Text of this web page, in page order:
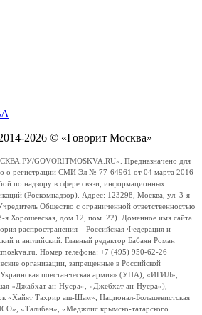
2026 © «Говорит Москва»
GOVORITMOSKVA.RU». Предназначено для
о регистрации СМИ Эл № 77-64961 от 04 марта 2016
по надзору в сфере связи, информационных
(Роскомнадзор). Адрес: 123298, Москва, ул. 3-я
Общество с ограниченной ответственностью
Хорошевская, дом 12, пом. 22). Доменное имя сайта
распространения – Российская Федерация и
и английский. Главный редактор Бабаян Роман
Номер телефона: +7 (495) 950-62-26
организации, запрещенные в Российской
повстанческая армия» (УПА), «ИГИЛ»,
«Джабхат ан-Нусра», «Джебхат ан-Нусра»),
«Хайят Тахрир аш-Шам», Национал-Большевистская
«Талибан», «Меджлис крымско-татарского